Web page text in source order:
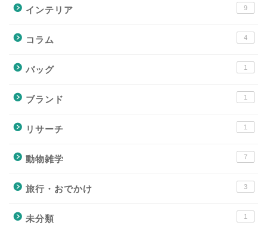
インテリア 9
コラム 4
バッグ 1
ブランド 1
リサーチ 1
動物雑学 7
旅行・おでかけ 3
未分類 1